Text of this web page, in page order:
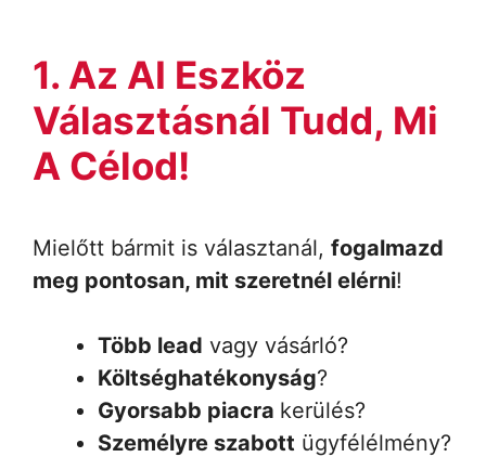
1. Az AI Eszköz
Választásnál Tudd, Mi
A Célod!
Mielőtt bármit is választanál, fogalmazd
meg pontosan, mit szeretnél elérni!
Több lead vagy vásárló?
Költséghatékonyság?
Gyorsabb piacra kerülés?
Személyre szabott ügyfélélmény?